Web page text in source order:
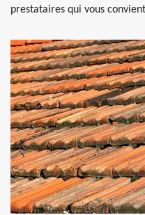
prestataires qui vous